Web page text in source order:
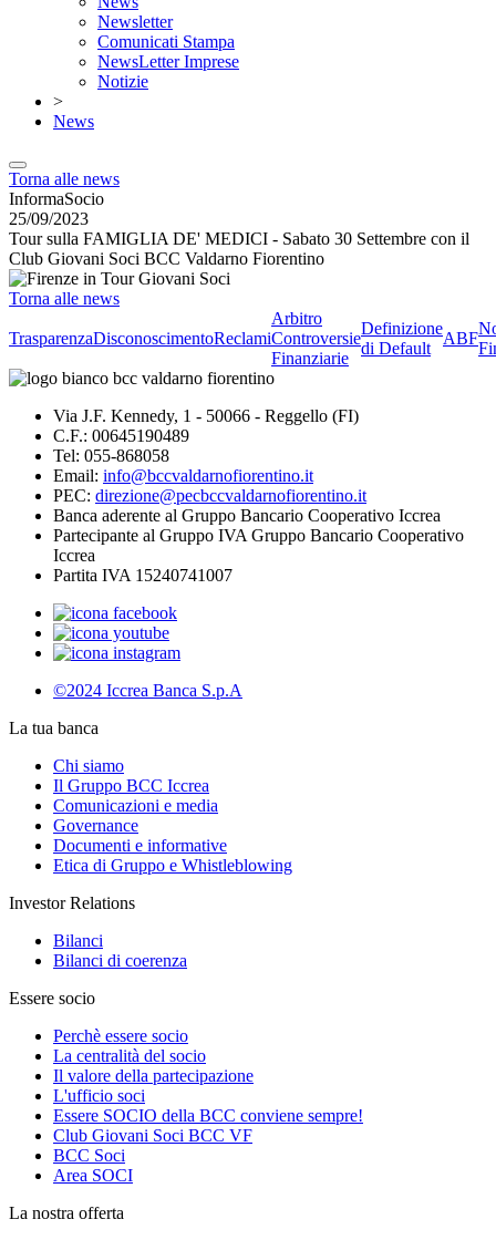
Newsletter
Comunicati Stampa
NewsLetter Imprese
Notizie
>
News
Torna alle news
InformaSocio
25/09/2023
Tour sulla FAMIGLIA DE' MEDICI - Sabato 30 Settembre con il
Club Giovani Soci BCC Valdarno Fiorentino
Torna alle news
TrasparenzaDisconoscimentoReclami
Arbitro
Controversie
Finanziarie
Definizione
di Default
ABF
Via J.F. Kennedy, 1 - 50066 - Reggello (FI)
C.F.: 00645190489
Tel: 055-868058
Email: info@bccvaldarnofiorentino.it
PEC: direzione@pecbccvaldarnofiorentino.it
Banca aderente al Gruppo Bancario Cooperativo Iccrea
Partecipante al Gruppo IVA Gruppo Bancario Cooperativo
Iccrea
Partita IVA 15240741007
©2024 Iccrea Banca S.p.A
La tua banca
Chi siamo
Il Gruppo BCC Iccrea
Comunicazioni e media
Governance
Documenti e informative
Etica di Gruppo e Whistleblowing
Investor Relations
Bilanci
Bilanci di coerenza
Essere socio
Perchè essere socio
La centralità del socio
Il valore della partecipazione
L'ufficio soci
Essere SOCIO della BCC conviene sempre!
Club Giovani Soci BCC VF
BCC Soci
Area SOCI
La nostra offerta